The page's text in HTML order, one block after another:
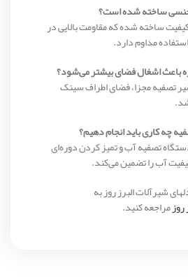
ساخته شده است؟
ساخته شده که مقاومت بالایی در
مداوم دارد.
باعث اشغال فضای بیشتر می‌شود؟
تصفیه مجزا، فضای اطراف سینک
چه کاری باید انجام دهیم؟
تصفیه آب و تمیز کردن دوره‌ای
آب را تضمین می‌کند.
شیرآلات البرز روز به
روزمراجعه کنید.